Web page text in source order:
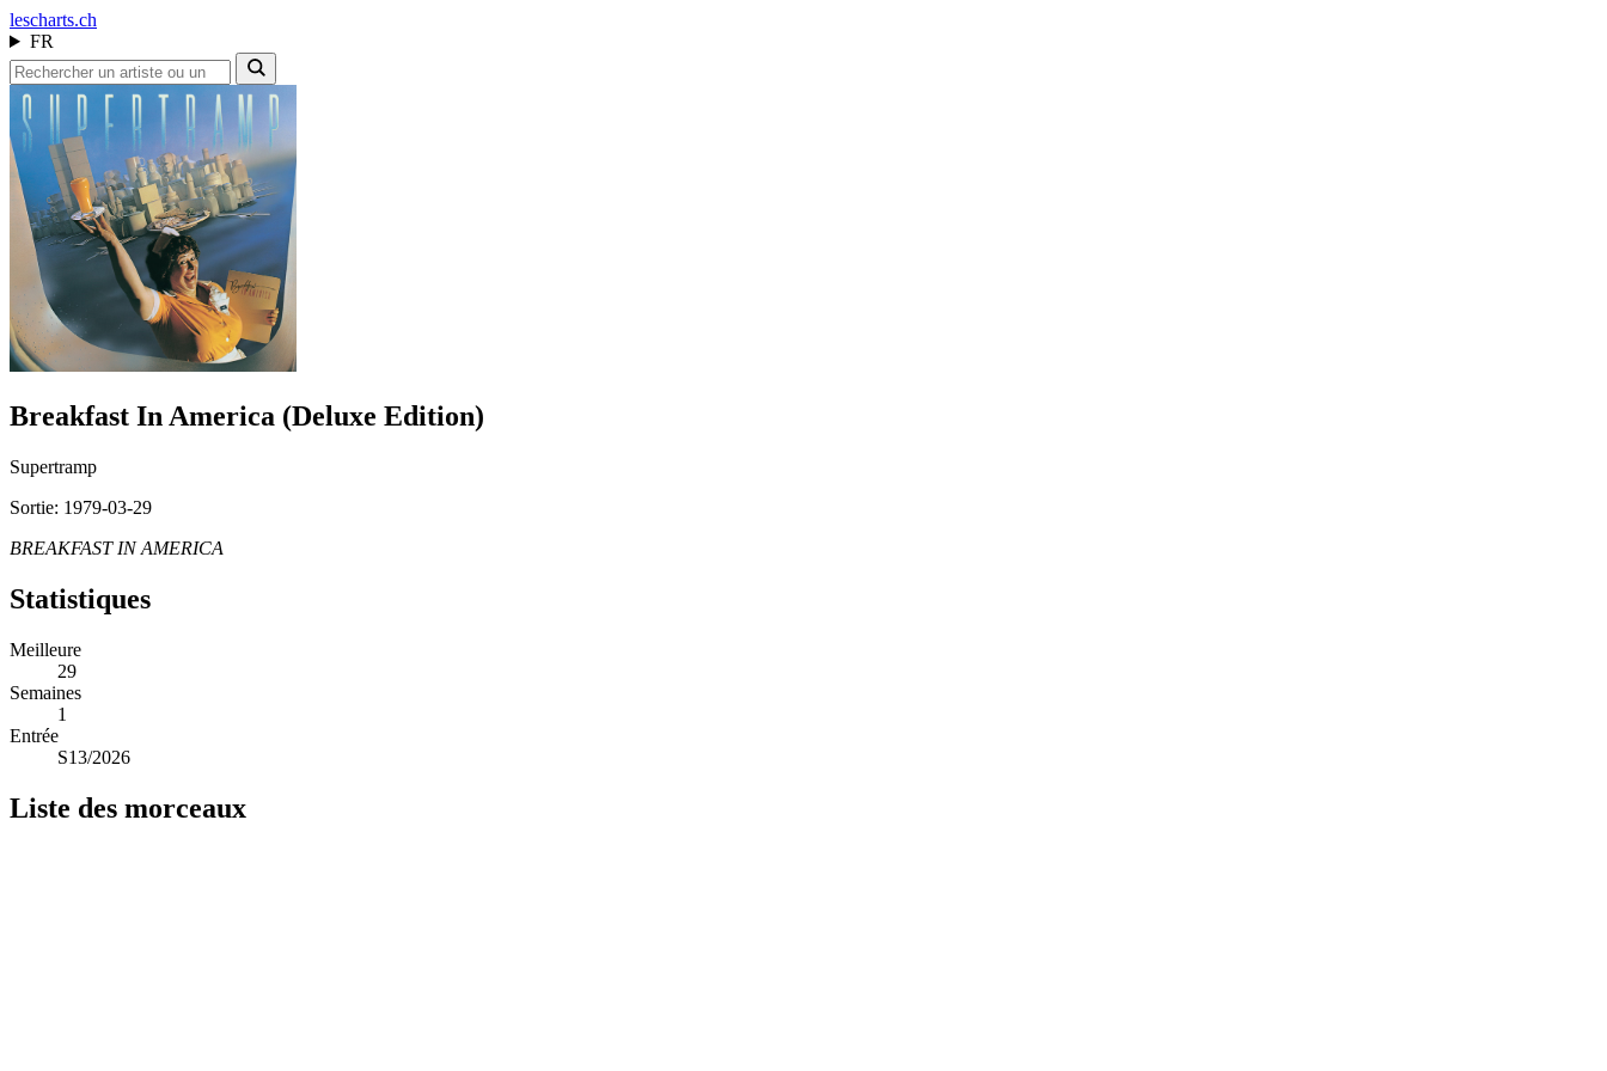
lescharts.ch
FR
Breakfast In America (Deluxe Edition)
Supertramp
Sortie: 1979-03-29
BREAKFAST IN AMERICA
Statistiques
Meilleure
29
Semaines
1
Entrée
S13/2026
Liste des morceaux